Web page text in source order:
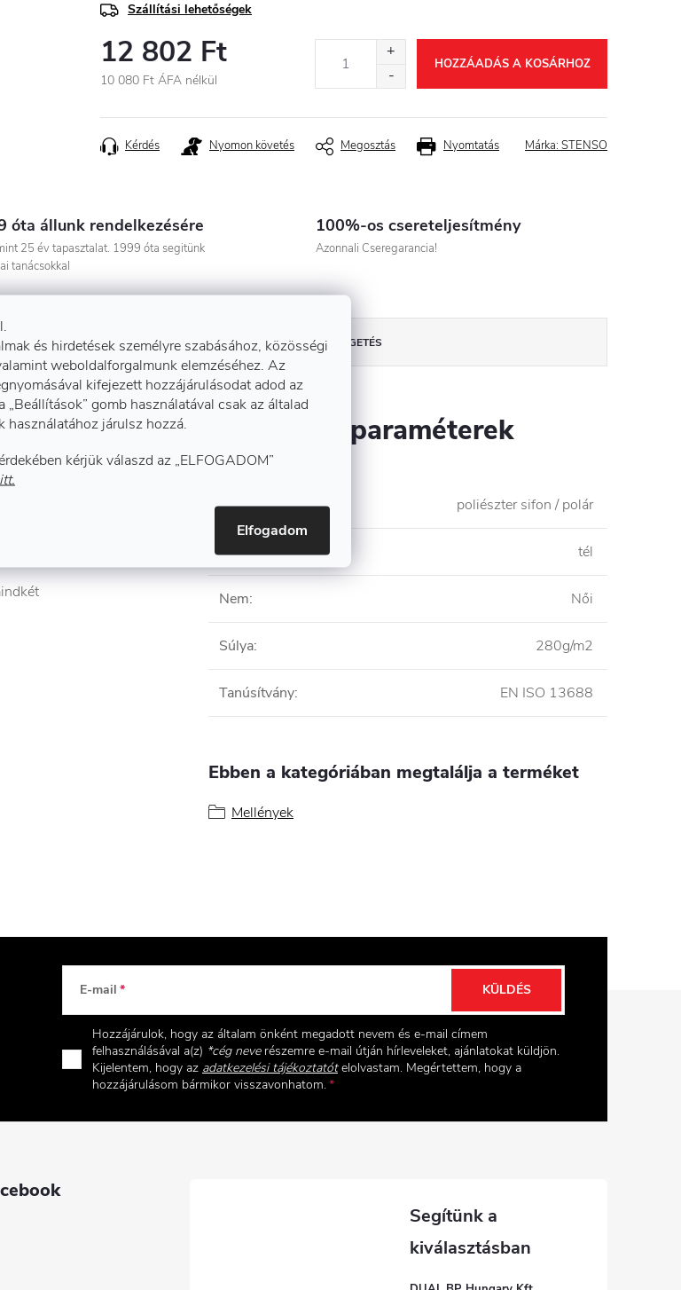
és hirdetések személyre szabásához, közösségi
weboldalforgalmunk elemzéséhez. Az
kifejezett hozzájárulásodat adod az
gomb használatával csak az általad
használatához járulsz hozzá.
kérjük válaszd az „ELFOGADOM”
itt.
Elfogadom
Szállítási lehetőségek
12 802 Ft
10 080 Ft ÁFA nélkül
HOZZÁADÁS A KOSÁRHOZ
Nyomtatás
Kérdés Nyomon követés Megosztás Márka: STENSO
óta állunk rendelkezésére
25 év tapasztalat. 1999 óta segitünk
tanácsokkal
100%-os csereteljesítmény
Azonnali Cseregarancia!
BESZÉLGETÉS
Kiegészítő paraméterek
Anyagösszetétel: poliészter sifon / polár
Évszak: tél
Nem: Női
Súlya: 280g/m2
Tanúsítvány: EN ISO 13688
Ebben a kategóriában megtalálja a terméket
Mellények
E-mail
Hozzájárulok, hogy az általam önként megadott nevem és e-mail címem
felhasználásával a(z) *cég neverészemre e-mail útján hírleveleket, ajánlatokat küldjön.
Kijelentem, hogy az adatkezelési tájékoztatót elolvastam. Megértettem, hogy a
hozzájárulásom bármikor visszavonhatom.
KÜLDÉS